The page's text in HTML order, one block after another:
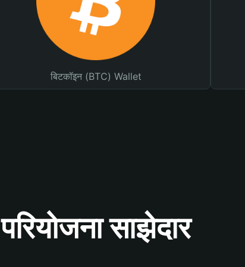
बिटकॉइन (BTC) Wallet
परियोजना साझेदार